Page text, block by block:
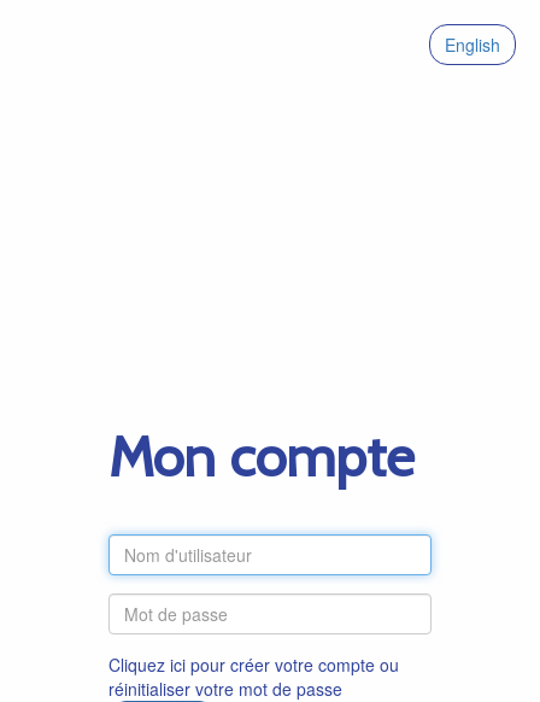
English
Mon compte
Cliquez ici pour créer votre compte ou
réinitialiser votre mot de passe